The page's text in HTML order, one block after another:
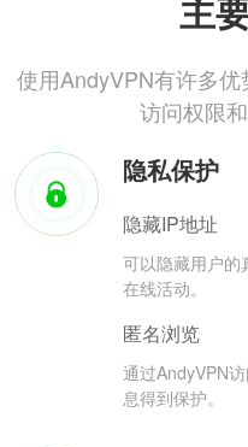
主
使用AndyVPN有许多优
访问权限
隐私保护
隐藏IP地址
可以隐藏用户的
在线活动。
匿名浏览
通过AndyVPN
息得到保护。